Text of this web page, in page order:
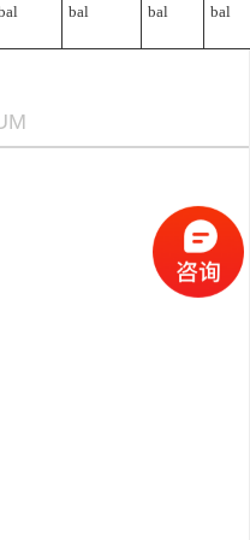
bal bal bal